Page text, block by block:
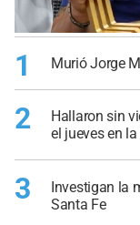
1 Murió Jorge
2
Hallaron sin
el jueves en
3
Investigan la
Santa Fe